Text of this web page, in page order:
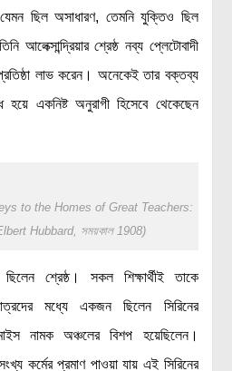
ছিল অসাধারণ, তেমনি যুক্তিও ছিল
আলেক্সান্দ্রিয়ার শ্রেষ্ঠ নব্য প্লেটোবাদী
প্রতিষ্ঠা লাভ করেন। অনেকেই তার বক্তব্য
একনিষ্ট অনুরাগী হিসেবে থেকেছেন
to the Homes of Great Teachers:
Elbert Hubbard, সময়কাল 1908)
ছিলেন শ্রেষ্ঠ। সকল শিক্ষার্থীই তাকে
মধ্যে একজন ছিলেন সিরিনের
নামক অঞ্চলের বিশপ হয়েছিলেন।
কর্মের প্রমাণ পাওয়া যায় এই সিরিনের